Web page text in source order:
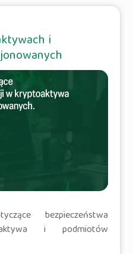
i
bezpieczeństwa
i podmiotów